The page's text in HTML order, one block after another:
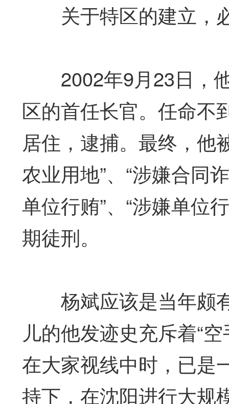
关于特区的建立，
2002年9月23日，他
区的首任长官。任命不
居住，逮捕。最终，他
农业用地”、“涉嫌合同
单位行贿”、“涉嫌单位
期徒刑。
杨斌应该是当年颇
儿的他发迹史充斥着“
在大家视线中时，已是
持下，在沈阳进行大规